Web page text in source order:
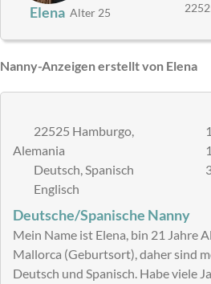
ElenaAlter 25
Nanny-Anzeigen erstellt von Elena
22525 Hamburgo,
Alemania
Deutsch, Spanisch
Englisch
Deutsche/Spanische Nanny
Mein Name ist Elena, bin 21 Jahre
Mallorca (Geburtsort), daher sind
Deutsch und Spanisch. Habe viele